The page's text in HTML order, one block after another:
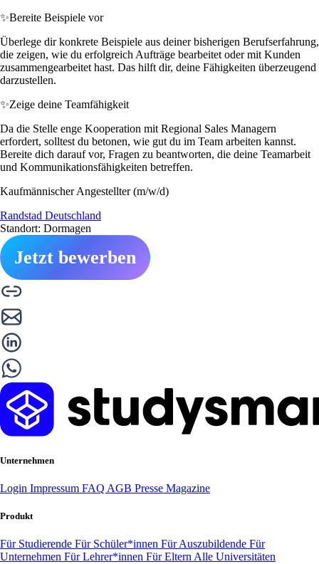
✨Bereite Beispiele vor
Überlege dir konkrete Beispiele aus deiner bisherigen Berufserfahrung,
die zeigen, wie du erfolgreich Aufträge bearbeitet oder mit Kunden
zusammengearbeitet hast. Das hilft dir, deine Fähigkeiten überzeugend
darzustellen.
✨Zeige deine Teamfähigkeit
Da die Stelle enge Kooperation mit Regional Sales Managern
erfordert, solltest du betonen, wie gut du im Team arbeiten kannst.
Bereite dich darauf vor, Fragen zu beantworten, die deine Teamarbeit
und Kommunikationsfähigkeiten betreffen.
Kaufmännischer Angestellter (m/w/d)
Randstad Deutschland
Standort: Dormagen
Jetzt bewerben
Unternehmen
Login Impressum FAQ AGB Presse Magazine
Produkt
Für Studierende Für Schüler*innen Für Auszubildende Für
Unternehmen Für Lehrer*innen Für Eltern Alle Universitäten